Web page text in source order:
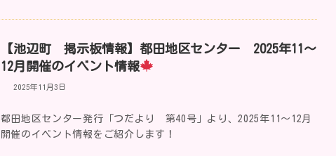
【池辺町 掲示板情報】都田地区センター 2025年11～
12月開催のイベント情報
2025年11月3日
都田地区センター発行「つだより 第40号」より、2025年11～12月
開催のイベント情報をご紹介します！